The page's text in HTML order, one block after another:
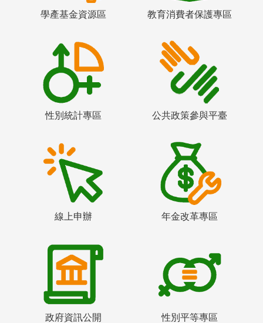
學產基金資源區 教育消費者保護專區
性別統計專區 公共政策參與平臺
線上申辦 年金改革專區
政府資訊公開 性別平等專區